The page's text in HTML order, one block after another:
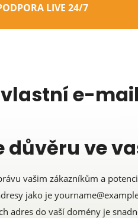
LIVE 24/7
e-
důvěru ve
vašim zákazníkům a
jako je
adres do vaší domény je